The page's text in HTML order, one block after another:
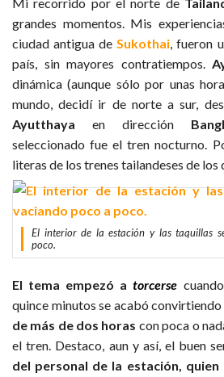
grandes momentos. Mis
ciudad antigua deSukothai, fueron
país, sin mayores contratiempos.
dinámica (aunque sólo por unas
mundo, decidí ir de norte a sur,
Ayutthaya en dirección
seleccionado fue el tren nocturno.
literas de los trenes tailandeses de
El interior de la estación y las taquillas
poco.
El tema empezó atorcerse
quince minutos se acabó convirtiendo
de más de dos horas con poca o
el tren. Destaco, aun y así, el buen
del personal de la estación,